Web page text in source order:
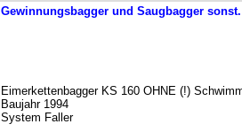
Gewinnungsbagger und Saugbagger
Eimerkettenbagger KS 160 OHNE (!)
Baujahr 1994
System Faller